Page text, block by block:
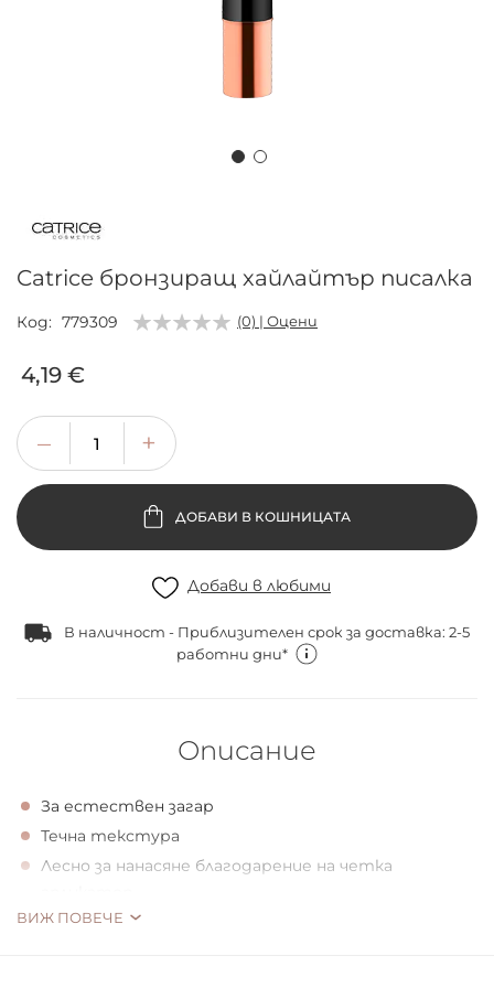
началото
галерия
със
Catrice бронзиращ хайлайтър писалка
Код 779309 (0) | Оцени
4,19 €
ДОБАВИ В КОШНИЦАТА
Добави в любими
В наличност - Приблизителен срок за доставка: 2-5
работни дни*
Описание
За естествен загар
Течна текстура
Лесно за нанасяне благодарение на четка
Веган
ВИЖ ПОВЕЧЕ